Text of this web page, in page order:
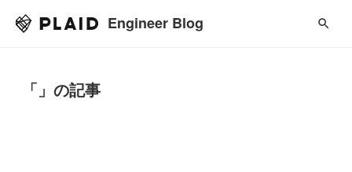
Engineer Blog
「」の記事